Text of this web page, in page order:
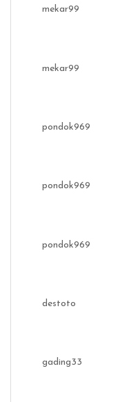
mekar99
mekar99
pondok969
pondok969
pondok969
destoto
gading33